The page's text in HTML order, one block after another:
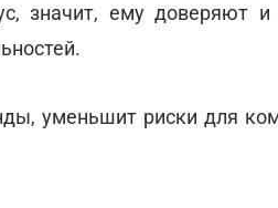
значит, ему доверяют
уменьшит риски для